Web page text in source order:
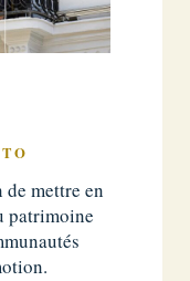
mettre en
patrimoine